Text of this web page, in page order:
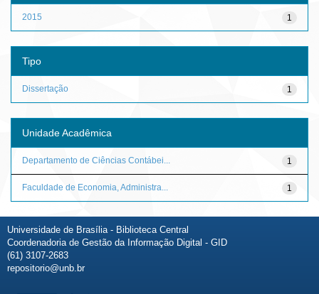
1
2015
Tipo
1
Dissertação
Unidade Acadêmica
1
Departamento de Ciências Contábei...
1
Faculdade de Economia, Administra...
Universidade de Brasília - Biblioteca Central
Coordenadoria de Gestão da Informação Digital - GID
(61) 3107-2683
repositorio@unb.br